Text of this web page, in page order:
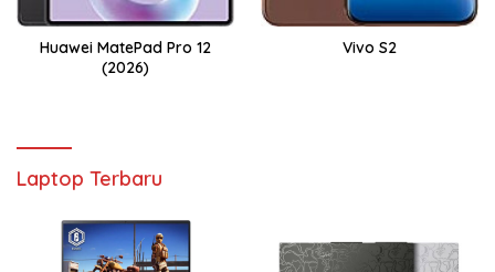
Huawei MatePad Pro 12
(2026)
Vivo S2
Laptop Terbaru